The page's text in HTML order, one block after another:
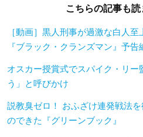
こちらの記事も
［動画］黒人刑事が過激な白人
『ブラック・クランズマン』予告
オスカー授賞式でスパイク・リー
う」と呼びかけ
説教臭ゼロ！ おふざけ連発戦法
のできた『グリーンブック』